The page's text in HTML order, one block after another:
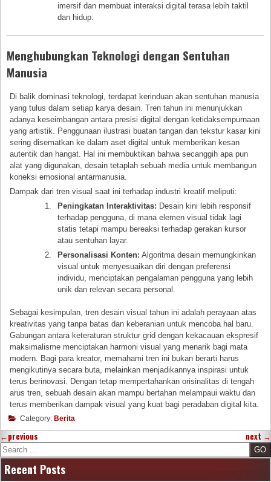
imersif dan membuat interaksi digital terasa lebih taktil
dan hidup.
Menghubungkan Teknologi dengan Sentuhan
Manusia
Di balik dominasi teknologi, terdapat kerinduan akan sentuhan manusia
yang tulus dalam setiap karya desain. Tren tahun ini menunjukkan
adanya keseimbangan antara presisi digital dengan ketidaksempurnaan
yang artistik. Penggunaan ilustrasi buatan tangan dan tekstur kasar kini
sering disematkan ke dalam aset digital untuk memberikan kesan
autentik dan hangat. Hal ini membuktikan bahwa secanggih apa pun
alat yang digunakan, desain tetaplah sebuah media untuk membangun
koneksi emosional antarmanusia.
Dampak dari tren visual saat ini terhadap industri kreatif meliputi:
Peningkatan Interaktivitas: Desain kini lebih responsif
terhadap pengguna, di mana elemen visual tidak lagi
statis tetapi mampu bereaksi terhadap gerakan kursor
atau sentuhan layar.
Personalisasi Konten: Algoritma desain memungkinkan
visual untuk menyesuaikan diri dengan preferensi
individu, menciptakan pengalaman pengguna yang lebih
unik dan relevan secara personal.
Sebagai kesimpulan, tren desain visual tahun ini adalah perayaan atas
kreativitas yang tanpa batas dan keberanian untuk mencoba hal baru.
Gabungan antara keteraturan struktur grid dengan kekacauan ekspresif
maksimalisme menciptakan harmoni visual yang menarik bagi mata
modern. Bagi para kreator, memahami tren ini bukan berarti harus
mengikutinya secara buta, melainkan menjadikannya inspirasi untuk
terus berinovasi. Dengan tetap mempertahankan orisinalitas di tengah
arus tren, sebuah desain akan mampu bertahan melampaui waktu dan
terus memberikan dampak visual yang kuat bagi peradaban digital kita.
Category: Berita
←previous next →
Search
Recent Posts